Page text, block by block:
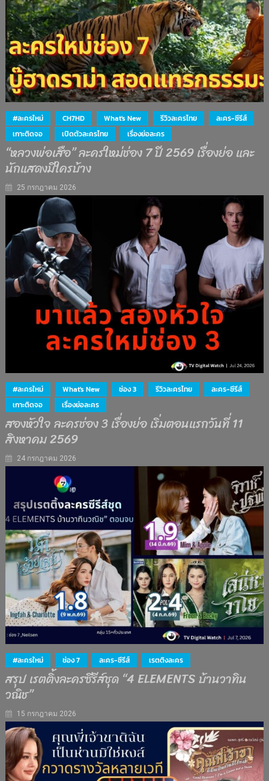
#ละครใหม่ CH7HD What's New รีวิวละครไทย
ละคร-ซีรีส์
เกาะติดจอ
เปิดตัวละครไทย เรื่องย่อละคร
“หลวงพ่อเสือ” ละครใหม่ช่อง 7 ปี 2569 เรื่องย่อ และ
นักแสดงมีใครบ้าง
25 กรกฎาคม 2026
#ละครใหม่ What's New ช่อง 3 รีวิวละครไทย
ละคร-ซีรีส์
เกาะติดจอ
เรื่องย่อละคร
สองหัวใจ ละครช่อง 3 เรื่องย่อ เริ่มตอนแรกวันที่ 11
สิงหาคม 2569
24 กรกฎาคม 2026
#ละครใหม่ ช่อง 7 ละคร-ซีรีส์ เรตติงละคร
สรุป เรตติ้งละครซีรีส์ชุด “4 ELEMENTS บ้านวาทิน
วณิช”
15 กรกฎาคม 2026